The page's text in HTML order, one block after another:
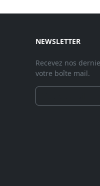
NEWSLETTER
Recevez nos
votre boîte mail.